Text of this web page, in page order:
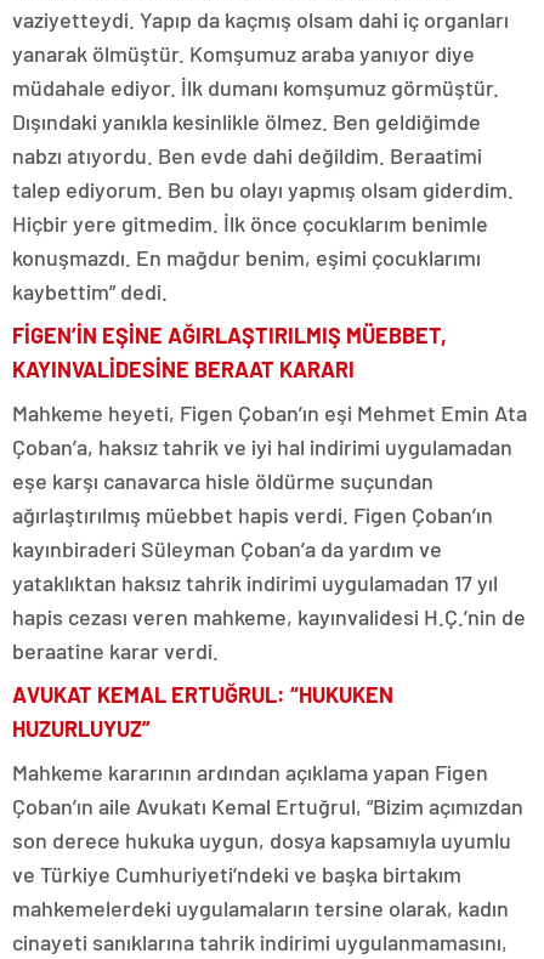
vaziyetteydi. Yapıp da kaçmış olsam dahi iç organları
yanarak ölmüştür. Komşumuz araba yanıyor diye
müdahale ediyor. İlk dumanı komşumuz görmüştür.
Dışındaki yanıkla kesinlikle ölmez. Ben geldiğimde
nabzı atıyordu. Ben evde dahi değildim. Beraatimi
talep ediyorum. Ben bu olayı yapmış olsam giderdim.
Hiçbir yere gitmedim. İlk önce çocuklarım benimle
konuşmazdı. En mağdur benim, eşimi çocuklarımı
kaybettim” dedi.
FİGEN’İN EŞİNE AĞIRLAŞTIRILMIŞ MÜEBBET,
KAYINVALİDESİNE BERAAT KARARI
Mahkeme heyeti, Figen Çoban’ın eşi Mehmet Emin Ata
Çoban’a, haksız tahrik ve iyi hal indirimi uygulamadan
eşe karşı canavarca hisle öldürme suçundan
ağırlaştırılmış müebbet hapis verdi. Figen Çoban’ın
kayınbiraderi Süleyman Çoban’a da yardım ve
yataklıktan haksız tahrik indirimi uygulamadan 17 yıl
hapis cezası veren mahkeme, kayınvalidesi H.Ç.’nin de
beraatine karar verdi.
AVUKAT KEMAL ERTUĞRUL: “HUKUKEN
HUZURLUYUZ”
Mahkeme kararının ardından açıklama yapan Figen
Çoban’ın aile Avukatı Kemal Ertuğrul, “Bizim açımızdan
son derece hukuka uygun, dosya kapsamıyla uyumlu
ve Türkiye Cumhuriyeti’ndeki ve başka birtakım
mahkemelerdeki uygulamaların tersine olarak, kadın
cinayeti sanıklarına tahrik indirimi uygulanmamasını,